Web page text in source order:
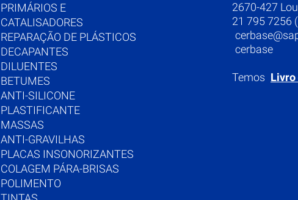
PRIMÁRIOS E
CATALISADORES
REPARAÇÃO DE PLÁSTICOS
DECAPANTES
DILUENTES
BETUMES
ANTI-SILICONE
PLASTIFICANTE
MASSAS
ANTI-GRAVILHAS
PLACAS INSONORIZANTES
COLAGEM PÁRA-BRISAS
POLIMENTO
2670-427
21 795 7256
cerbase
Temos Livro